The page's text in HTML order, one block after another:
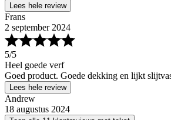
Lees hele review
Frans
2 september 2024
5/5
Heel goede verf
Goed product. Goede dekking en lijkt
Lees hele review
Andrew
18 augustus 2024